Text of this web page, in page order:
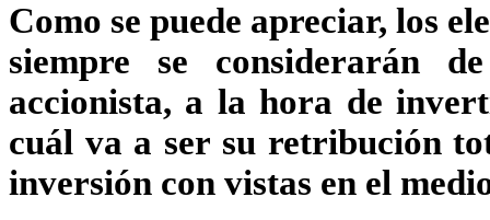
Como se puede apreciar, los
siempre se considerarán
accionista, a la hora de
cuál va a ser su retribución
inversión con vistas en el